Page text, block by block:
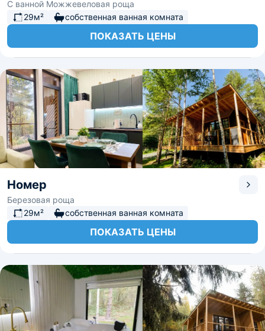
С ванной Можжевеловая роща
29м²
собственная ванная комната
ПОКАЗАТЬ ЦЕНЫ
Номер
Березовая роща
29м²
собственная ванная комната
ПОКАЗАТЬ ЦЕНЫ